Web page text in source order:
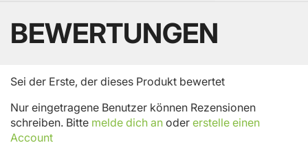
BEWERTUNGEN
Sei der Erste, der dieses Produkt bewertet
Nur eingetragene Benutzer können Rezensionen
schreiben. Bitte melde dich an oder erstelle einen
Account